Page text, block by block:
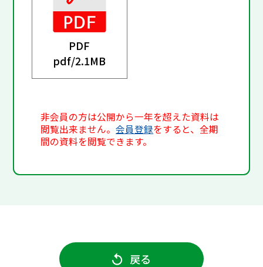
PDF
pdf/2.1MB
非会員の方は公開から一年を超えた資料は
閲覧出来ません。会員登録をすると、全期
間の資料を閲覧できます。
戻る